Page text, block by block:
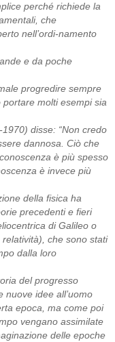
perché richiede la
che
nell’ordi-namento
e da poche
progredire sempre
molti esempi sia
disse: “Non credo
dannosa. Ciò che
è più spesso
è invece più
della fisica ha
precedenti e fieri
di Galileo o
che sono stati
dalla loro
del progresso
nuove idee all’uomo
epoca, ma come poi
vengano assimilate
delle epoche